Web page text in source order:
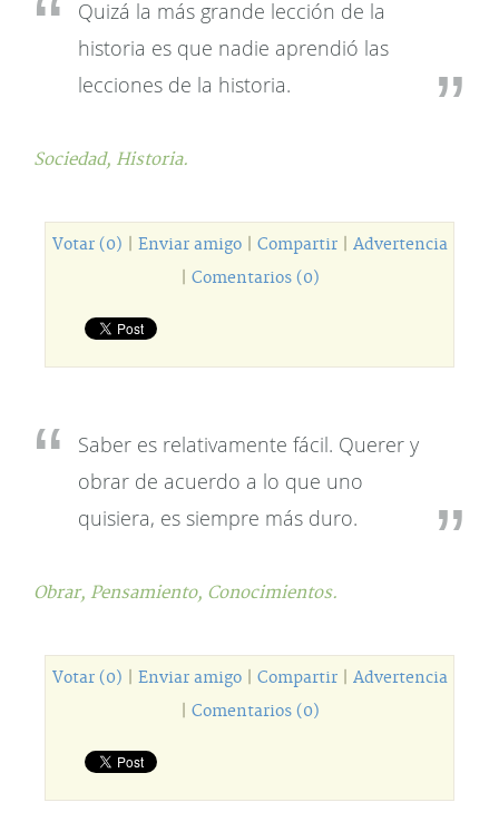
Quizá la más grande lección de la
historia es que nadie aprendió las
lecciones de la historia.
Sociedad, Historia.
Votar (0) Enviar amigo| Compartir| Advertencia
Comentarios (0)
Saber es relativamente fácil. Querer y
obrar de acuerdo a lo que uno
quisiera, es siempre más duro.
Obrar, Pensamiento, Conocimientos.
Votar (0) Enviar amigo| Compartir| Advertencia
Comentarios (0)